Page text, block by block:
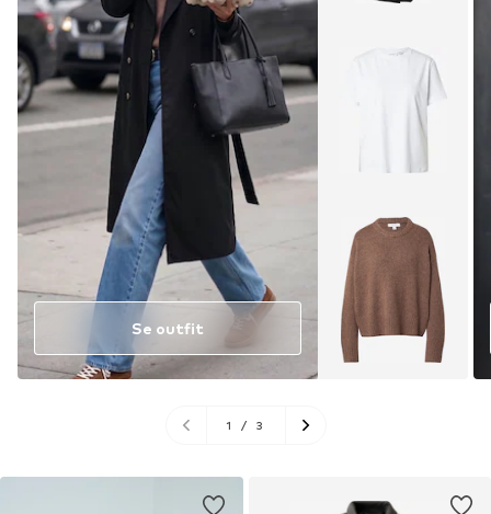
Se outfit
1 / 3